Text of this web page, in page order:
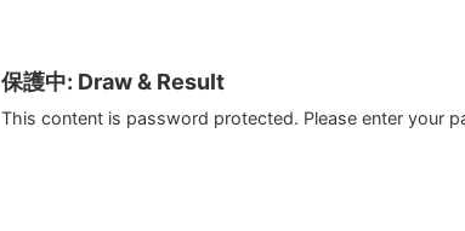
保護中: Draw & Result
This content is password protected. Please enter your